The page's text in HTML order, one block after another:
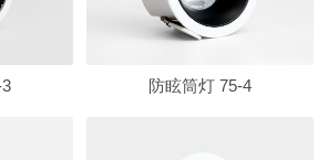
防眩筒灯 75-4